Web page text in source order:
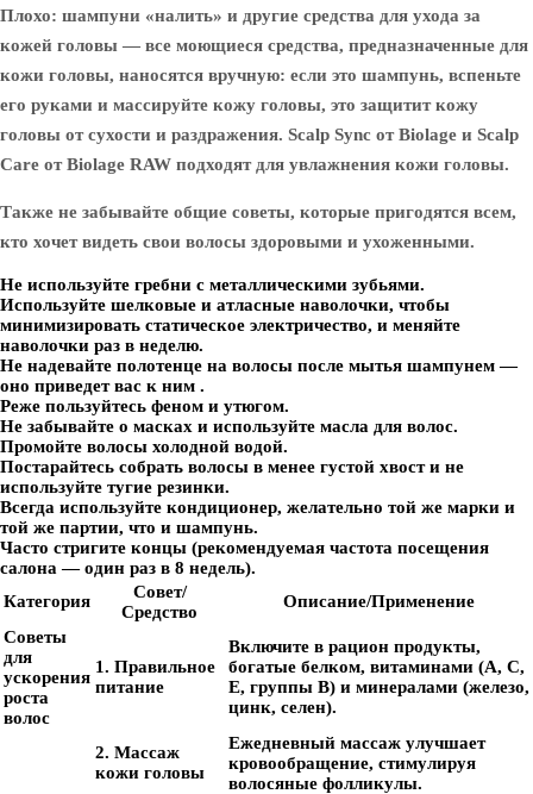
Плохо: шампуни «налить» и другие средства для ухода за
кожей головы — все моющиеся средства, предназначенные для
кожи головы, наносятся вручную: если это шампунь, вспеньте
его руками и массируйте кожу головы, это защитит кожу
головы от сухости и раздражения. Scalp Sync от Biolage и Scalp
Care от Biolage RAW подходят для увлажнения кожи головы.
Также не забывайте общие советы, которые пригодятся всем,
кто хочет видеть свои волосы здоровыми и ухоженными.
Не используйте гребни с металлическими зубьями.
Используйте шелковые и атласные наволочки, чтобы
минимизировать статическое электричество, и меняйте
наволочки раз в неделю.
Не надевайте полотенце на волосы после мытья шампунем —
оно приведет вас к ним .
Реже пользуйтесь феном и утюгом.
Не забывайте о масках и используйте масла для волос.
Промойте волосы холодной водой.
Постарайтесь собрать волосы в менее густой хвост и не
используйте тугие резинки.
Всегда используйте кондиционер, желательно той же марки и
той же партии, что и шампунь.
Часто стригите концы (рекомендуемая частота посещения
салона — один раз в 8 недель).
Категория
Совет/
Средство
Описание/Применение
Советы
для
ускорения
роста
волос
1. Правильное
питание
Включите в рацион продукты,
богатые белком, витаминами (A, C,
E, группы B) и минералами (железо,
цинк, селен).
2. Массаж
кожи головы
Ежедневный массаж улучшает
кровообращение, стимулируя
волосяные фолликулы.